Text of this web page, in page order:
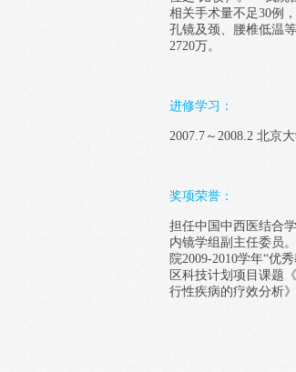
相关手术量不足30例
孔镜及颈、腰椎低温
2720万。
进修学习：
2007.7～2008.2 北京
奖项荣誉：
担任中国中西医结合
内镜学组副主任委员
院2009-2010学年“优
区科技计划项目课题
行性疾病的疗效分析